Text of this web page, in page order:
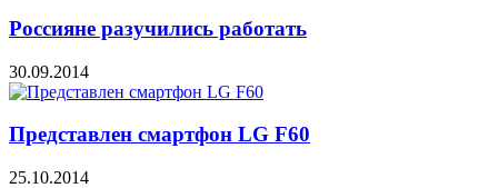
Россияне разучились работать
30.09.2014
Представлен смартфон LG F60
25.10.2014